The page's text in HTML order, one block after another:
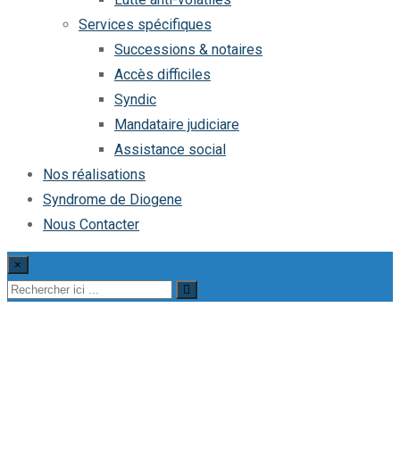
Services spécifiques
Successions & notaires
Accès difficiles
Syndic
Mandataire judiciare
Assistance social
Nos réalisations
Syndrome de Diogene
Nous Contacter
×